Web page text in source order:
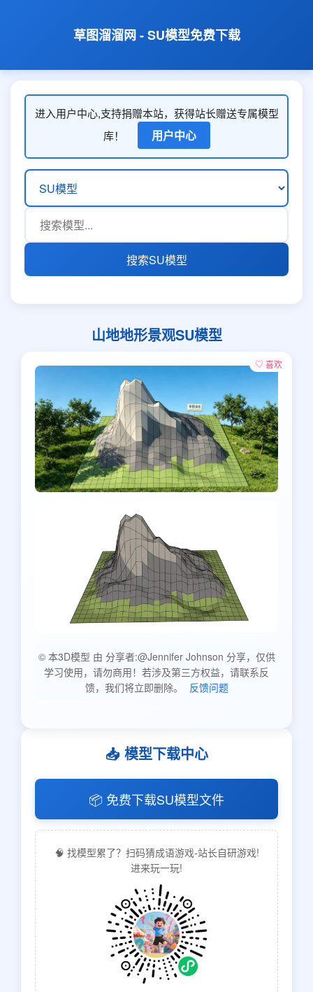
草图溜溜网 - SU模型免费下载
进入用户中心,支持捐赠本站，获得站长赠送专属模型
库！
用户中心
搜索SU模型
山地地形景观SU模型
♡ 喜欢
© 本3D模型 由 分享者:@Jennifer Johnson 分享，仅供
学习使用，请勿商用！若涉及第三方权益，请联系反
馈，我们将立即删除。
反馈问题
📥 模型下载中心
📦 免费下载SU模型文件
🧠 找模型累了？扫码猜成语游戏-站长自研游戏!
进来玩一玩!